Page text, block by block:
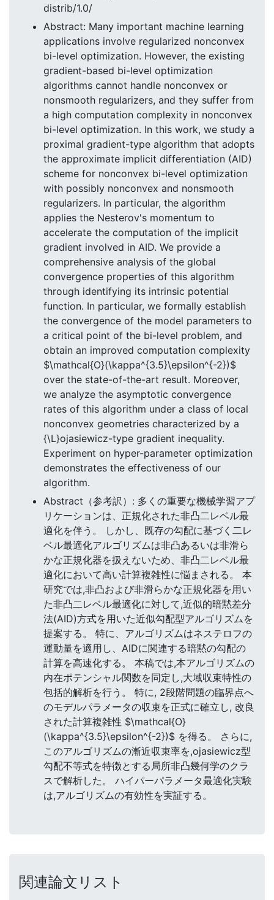
distrib/1.0/
Abstract: Many important machine learning
applications involve regularized nonconvex
bi-level optimization. However, the existing
gradient-based bi-level optimization
algorithms cannot handle nonconvex or
nonsmooth regularizers, and they suffer from
a high computation complexity in nonconvex
bi-level optimization. In this work, we study a
proximal gradient-type algorithm that adopts
the approximate implicit differentiation (AID)
scheme for nonconvex bi-level optimization
with possibly nonconvex and nonsmooth
regularizers. In particular, the algorithm
applies the Nesterov's momentum to
accelerate the computation of the implicit
gradient involved in AID. We provide a
comprehensive analysis of the global
convergence properties of this algorithm
through identifying its intrinsic potential
function. In particular, we formally establish
the convergence of the model parameters to
a critical point of the bi-level problem, and
obtain an improved computation complexity
$\mathcal{O}(\kappa^{3.5}\epsilon^{-2})$
over the state-of-the-art result. Moreover,
we analyze the asymptotic convergence
rates of this algorithm under a class of local
nonconvex geometries characterized by a
{\L}ojasiewicz-type gradient inequality.
Experiment on hyper-parameter optimization
demonstrates the effectiveness of our
algorithm.
Abstract（参考訳）: 多くの重要な機械学習アプ
リケーションは、正規化された非凸二レベル最
適化を伴う。 しかし、既存の勾配に基づく二レ
ベル最適化アルゴリズムは非凸あるいは非滑ら
かな正規化器を扱えないため、非凸二レベル最
適化において高い計算複雑性に悩まされる。 本
研究では,非凸および非滑らかな正規化器を用い
た非凸二レベル最適化に対して,近似的暗黙差分
法(AID)方式を用いた近似勾配型アルゴリズムを
提案する。 特に、アルゴリズムはネステロフの
運動量を適用し、AIDに関連する暗黙の勾配の
計算を高速化する。 本稿では,本アルゴリズムの
内在ポテンシャル関数を同定し,大域収束特性の
包括的解析を行う。 特に, 2段階問題の臨界点へ
のモデルパラメータの収束を正式に確立し, 改良
された計算複雑性 $\mathcal{O}
(\kappa^{3.5}\epsilon^{-2})$ を得る。 さらに,
このアルゴリズムの漸近収束率を,ojasiewicz型
勾配不等式を特徴とする局所非凸幾何学のクラ
スで解析した。 ハイパーパラメータ最適化実験
は,アルゴリズムの有効性を実証する。
関連論文リスト